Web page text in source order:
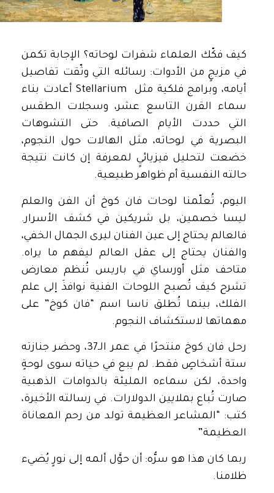
كيف فكّك العلماء شفرات لوحاته؟ الإجابة تكمن
في مزيجٍ من الأدوات: رسائله التي وثّقت تفاصيل
أيامه، وبرامج فلكية مثل Stellarium أعادت بناء
سماء القرن التاسع عشر، وسجلات الطقس
التي حددت الأيام الصافية. حتى التشوهات
البصرية في لوحاته، مثل الهالات حول النجوم،
خضعت لتحليل فيزيائيٍ لمعرفة إن كانت نتيجة
حالته النفسية أم ظواهر طبيعية.
اليوم، تُعلّمنا لوحات فان كوخ أن الفن والعلم
ليسا خصمين، بل شريكين في كشف الأسرار.
فالعالم يحتاج إلى عين الفنان ليرى الجمال الخفي،
والفنان يحتاج إلى عقل العالم ليفهم ما يراه.
متاحف مثل أورساي في باريس تُنظم معارض
تشرح كيف تُصبح اللوحات الفنية نوافذَ إلى علم
الفلك، بينما تُطلق ناسا اسم “فان كوخ” على
مهماتها لاستكشاف النجوم.
رحل فان كوخ منتحرًا في عمر الـ37، وحضر جنازته
ستة أشخاصٍ فقط. لم يبع في حياته سوى لوحةٍ
واحدة، لكن سماءه المليئة بالدوامات الذهبية
صارت تُباع بملايين الدولارات. في رسالته الأخيرة،
كتب: “المشاعر العظيمة تولد من رحم المعاناة
العظيمة”
ربما كان هذا هو سرُّه: أن حوَّل ألمه إلى نورٍ يُضيء
ظلامنا.